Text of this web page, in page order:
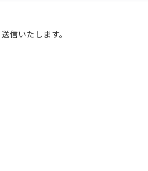
信いたします。